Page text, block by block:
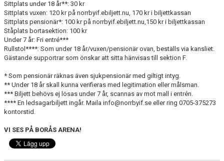
Sittplats under 18 år**: 30 kr
Sittplats vuxen: 120 kr på norrbyif.ebiljett.nu, 170 kr i biljettkassan
Sittplats pensionär*: 100 kr på norrbyif.ebiljett.nu,150 kr i biljettkassan
Ståplats bortasektion: 100 kr
Under 7 år: Fri entré***
Rullstol****: Som under 18 år/vuxen/pensionär ovan, beställs via kansliet.
Gästande supportrar som önskar att sitta hänvisas till sektion F.
* Som pensionär räknas även sjukpensionär med giltigt intyg.
** Under 18 år skall kunna verifieras med legitimation eller målsman.
*** Biljett behövs ej lösas under 7 år, scannas av mot mall i entrén.
**** En ledsagarbiljett ingår. Maila info@norrbyif.se eller ring 0705-375273
kontorstid.
VI SES PÅ BORÅS ARENA!